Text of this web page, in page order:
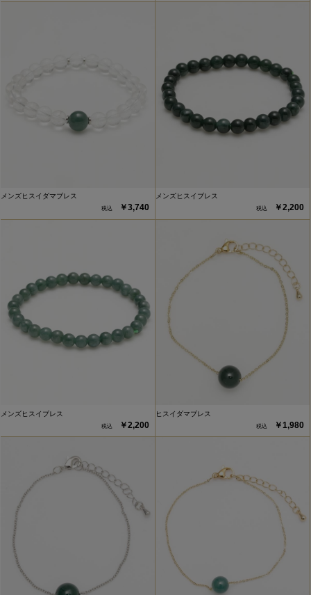
メンズヒスイダマブレス
￥3,740
メンズヒスイブレス
￥2,200
メンズヒスイブレス
￥2,200
ヒスイダマブレス
￥1,980